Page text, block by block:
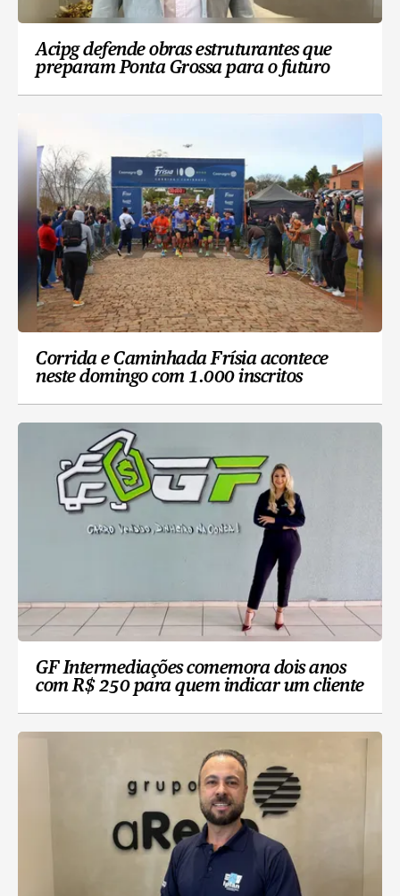
Acipg defende obras estruturantes que
preparam Ponta Grossa para o futuro
Corrida e Caminhada Frísia acontece
neste domingo com 1.000 inscritos
GF Intermediações comemora dois anos
com R$ 250 para quem indicar um cliente